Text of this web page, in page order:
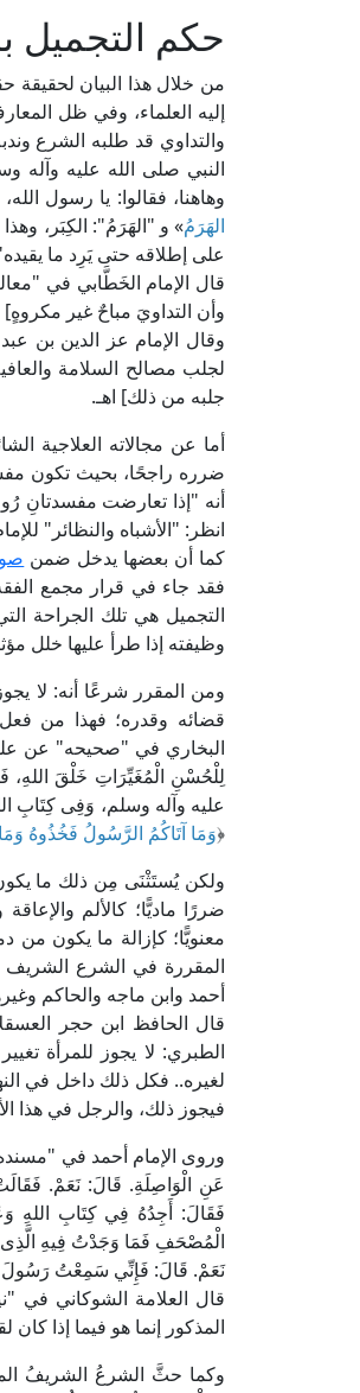
حكم التجميل
إليه العلماء، وفي ظل
والتداوي قد طلبه الشرع
النبي صلى الله عليه وآله
وهاهنا، فقالوا: يا رسول
الهَرَمُ» و "الهَرَمُ": الكِبَر،
على إطلاقه حتى يَرِد ما
وأن التداويَ مباحٌ غير مكروهٍ]
لجلب مصالح السلامة
جلبه من ذلك] اهـ.
أما عن مجالاته العلاجية
ضرره راجحًا، بحيث تكون
أنه "إذا تعارضت مفسدتانِ
انظر: "الأشباه والنظائر" للإمام السيوطي (ص:
كما أن بعضها يدخل ضمن
التجميل هي تلك الجراحة
وظيفته إذا طرأ عليها خلل
ومن المقرر شرعًا أنه: لا
قضائه وقدره؛ فهذا من
البخاري في "صحيحه" عن
لِلْحُسْنِ الْمُغَيِّرَاتِ خَلْقَ اللهِ،
عليه وآله وسلم، وَفِى كِتَابِ
﴿وَمَا آتَاكُمُ الرَّسُولُ فَخُذُوهُ وَمَا
ولكن يُستَثْنَى مِن ذلك ما
ضررًا ماديًّا؛ كالألم
معنويًّا؛ كإزالة ما يكون
المقررة في الشرع الشريف
أحمد وابن ماجه والحاكم
الطبري: لا يجوز للمرأة
لغيره.. فكل ذلك داخل في
فيجوز ذلك، والرجل في هذا
وروى الإمام أحمد في
عَنِ الْوَاصِلَةِ. قَالَ: نَعَمْ.
فَقَالَ: أَجِدُهُ فِي كِتَابِ اللهِ
الْمُصْحَفِ فَمَا وَجَدْتُ فِيهِ
نَعَمْ. قَالَ: فَإِنِّي سَمِعْتُ رَسُولَ
المذكور إنما هو فيما إذا
وكما حثَّ الشرعُ الشريفُ